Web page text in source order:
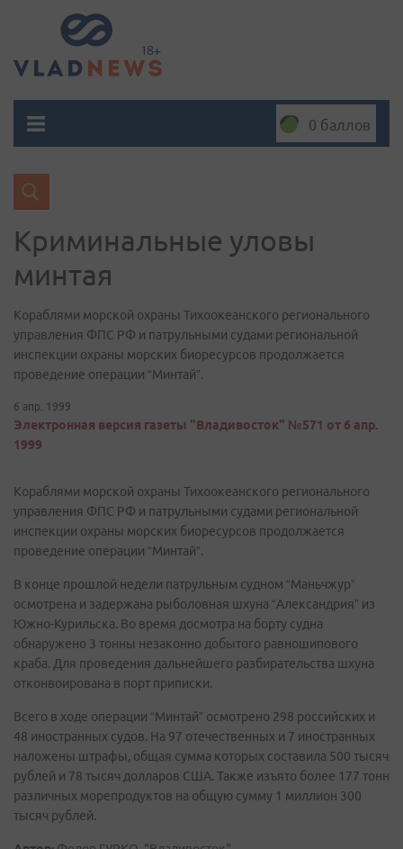
0 баллов
Криминальные уловы
минтая
Кораблями морской охраны Тихоокеанского регионального
управления ФПС РФ и патрульными судами региональной
инспекции охраны морских биоресурсов продолжается
проведение операции “Минтай”.
6 апр. 1999
Электронная версия газеты "Владивосток" №571 от 6 апр.
1999
Кораблями морской охраны Тихоокеанского регионального
управления ФПС РФ и патрульными судами региональной
инспекции охраны морских биоресурсов продолжается
проведение операции “Минтай”.
В конце прошлой недели патрульным судном “Маньчжур”
осмотрена и задержана рыболовная шхуна “Александрия” из
Южно-Курильска. Во время досмотра на борту судна
обнаружено 3 тонны незаконно добытого равношипового
краба. Для проведения дальнейшего разбирательства шхуна
отконвоирована в порт приписки.
Всего в ходе операции “Минтай” осмотрено 298 российских и
48 иностранных судов. На 97 отечественных и 7 иностранных
наложены штрафы, общая сумма которых составила 500 тысяч
рублей и 78 тысяч долларов США. Также изъято более 177 тонн
различных морепродуктов на общую сумму 1 миллион 300
тысяч рублей.